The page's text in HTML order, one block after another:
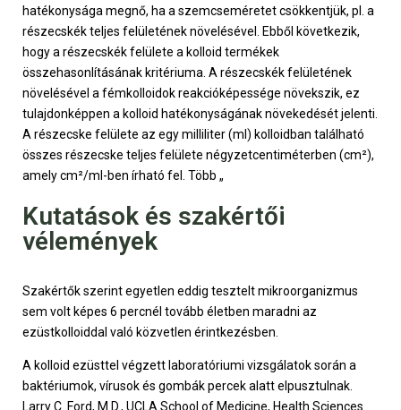
hatékonysága megnő, ha a szemcseméretet csökkentjük, pl. a
részecskék teljes felületének növelésével. Ebből következik,
hogy a részecskék felülete a kolloid termékek
összehasonlításának kritériuma. A részecskék felületének
növelésével a fémkolloidok reakcióképessége növekszik, ez
tulajdonképpen a kolloid hatékonyságának növekedését jelenti.
A részecske felülete az egy milliliter (ml) kolloidban található
összes részecske teljes felülete négyzetcentiméterben (cm²),
amely cm²/ml-ben írható fel. Több „
Kutatások és szakértői
vélemények
Szakértők szerint egyetlen eddig tesztelt mikroorganizmus
sem volt képes 6 percnél tovább életben maradni az
ezüstkolloiddal való közvetlen érintkezésben.
A kolloid ezüsttel végzett laboratóriumi vizsgálatok során a
baktériumok, vírusok és gombák percek alatt elpusztulnak.
Larry C. Ford, M.D., UCLA School of Medicine, Health Sciences